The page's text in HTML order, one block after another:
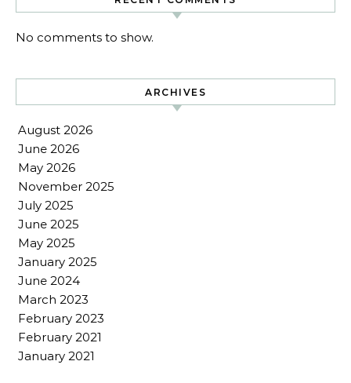
No comments to show.
ARCHIVES
August 2026
June 2026
May 2026
November 2025
July 2025
June 2025
May 2025
January 2025
June 2024
March 2023
February 2023
February 2021
January 2021